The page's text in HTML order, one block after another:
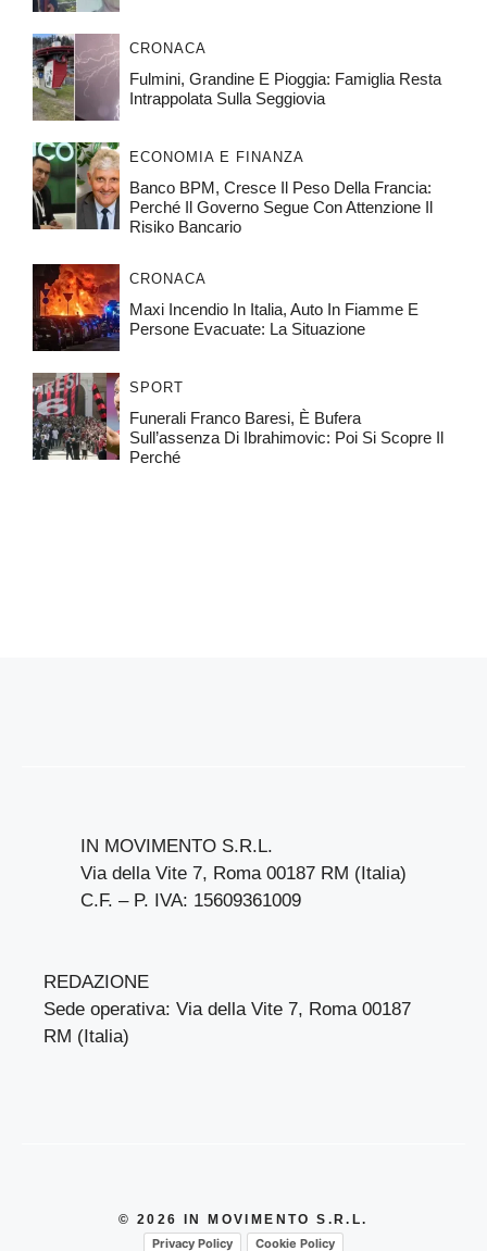
CRONACA
Fulmini, Grandine E Pioggia: Famiglia Resta
Intrappolata Sulla Seggiovia
ECONOMIA E FINANZA
Banco BPM, Cresce Il Peso Della Francia:
Perché Il Governo Segue Con Attenzione Il
Risiko Bancario
CRONACA
Maxi Incendio In Italia, Auto In Fiamme E
Persone Evacuate: La Situazione
SPORT
Funerali Franco Baresi, È Bufera
Sull’assenza Di Ibrahimovic: Poi Si Scopre Il
Perché
IN MOVIMENTO S.R.L.
Via della Vite 7, Roma 00187 RM (Italia)
C.F. – P. IVA: 15609361009
REDAZIONE
Sede operativa: Via della Vite 7, Roma 00187
RM (Italia)
© 2026 IN MOVIMENTO S.R.L.
Privacy Policy
Cookie Policy